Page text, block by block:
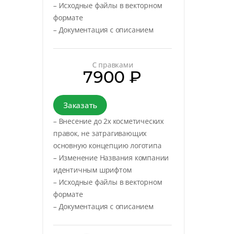
– Исходные файлы в векторном
формате
– Документация с описанием
С правками
7900 ₽
Заказать
– Внесение до 2х косметических
правок, не затрагивающих
основную концепцию логотипа
– Изменение Названия компании
идентичным шрифтом
– Исходные файлы в векторном
формате
– Документация с описанием